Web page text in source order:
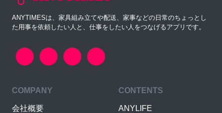
ANYTIMESは、家具組み立てや配送、家事などの日常のちょっとし
た用事を依頼したい人と、仕事をしたい人をつなげるアプリです。
COMPANY
会社概要
CONTENTS
ANYLIFE